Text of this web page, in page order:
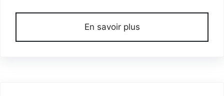
En savoir plus